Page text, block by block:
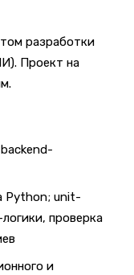
разработки
Проект на
Python; unit-
проверка
и